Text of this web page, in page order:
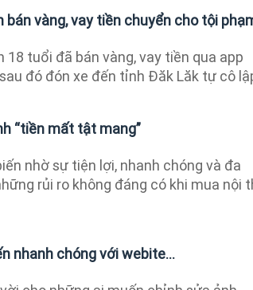
vàng, vay tiền chuyển cho tội
18 tuổi đã bán vàng, vay tiền qua app
đó đón xe đến tỉnh Đăk Lăk tự cô
“tiền mất tật mang”
nhờ sự tiện lợi, nhanh chóng và đa
rủi ro không đáng có khi mua nội
nhanh chóng với webite...